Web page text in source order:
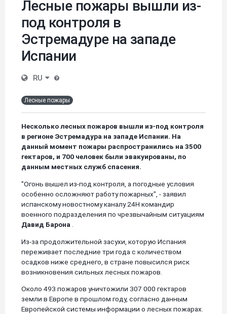
Лесные пожары вышли из-
под контроля в
Эстремадуре на западе
Испании
RU
Лесные пожары
Несколько лесных пожаров вышли из-под контроля
в регионе Эстремадура на западе Испании. На
данный момент пожары распространились на 3500
гектаров, и 700 человек были эвакуированы, по
данным местных служб спасения.
"Огонь вышел из-под контроля, а погодные условия
особенно осложняют работу пожарных", - заявил
испанскому новостному каналу 24H командир
военного подразделения по чрезвычайным ситуациям
Давид Барона
Из-за продолжительной засухи, которую Испания
переживает последние три года с количеством
осадков ниже среднего, в стране повысился риск
возникновения сильных лесных пожаров.
Около 493 пожаров уничтожили 307 000 гектаров
земли в Европе в прошлом году, согласно данным
Европейской системы информации о лесных пожарах.